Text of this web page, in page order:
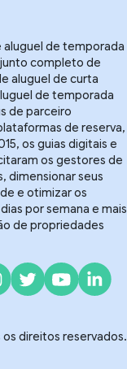
aluguel de temporada
completo de
aluguel de curta
de temporada
de parceiro
de reserva,
os guias digitais e
os gestores de
dimensionar seus
e otimizar os
por semana e mais
de propriedades
direitos reservados.